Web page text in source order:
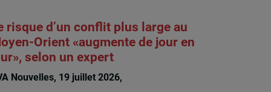
risque d’un conflit plus large au
Orient «augmente de jour en
selon un expert
Nouvelles, 19 juillet 2026,